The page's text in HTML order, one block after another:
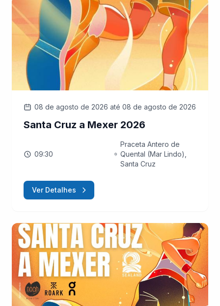
08 de agosto de 2026 até 08 de agosto de 2026
Santa Cruz a Mexer 2026
09:30
Praceta Antero de
Quental (Mar Lindo),
Santa Cruz
Ver Detalhes